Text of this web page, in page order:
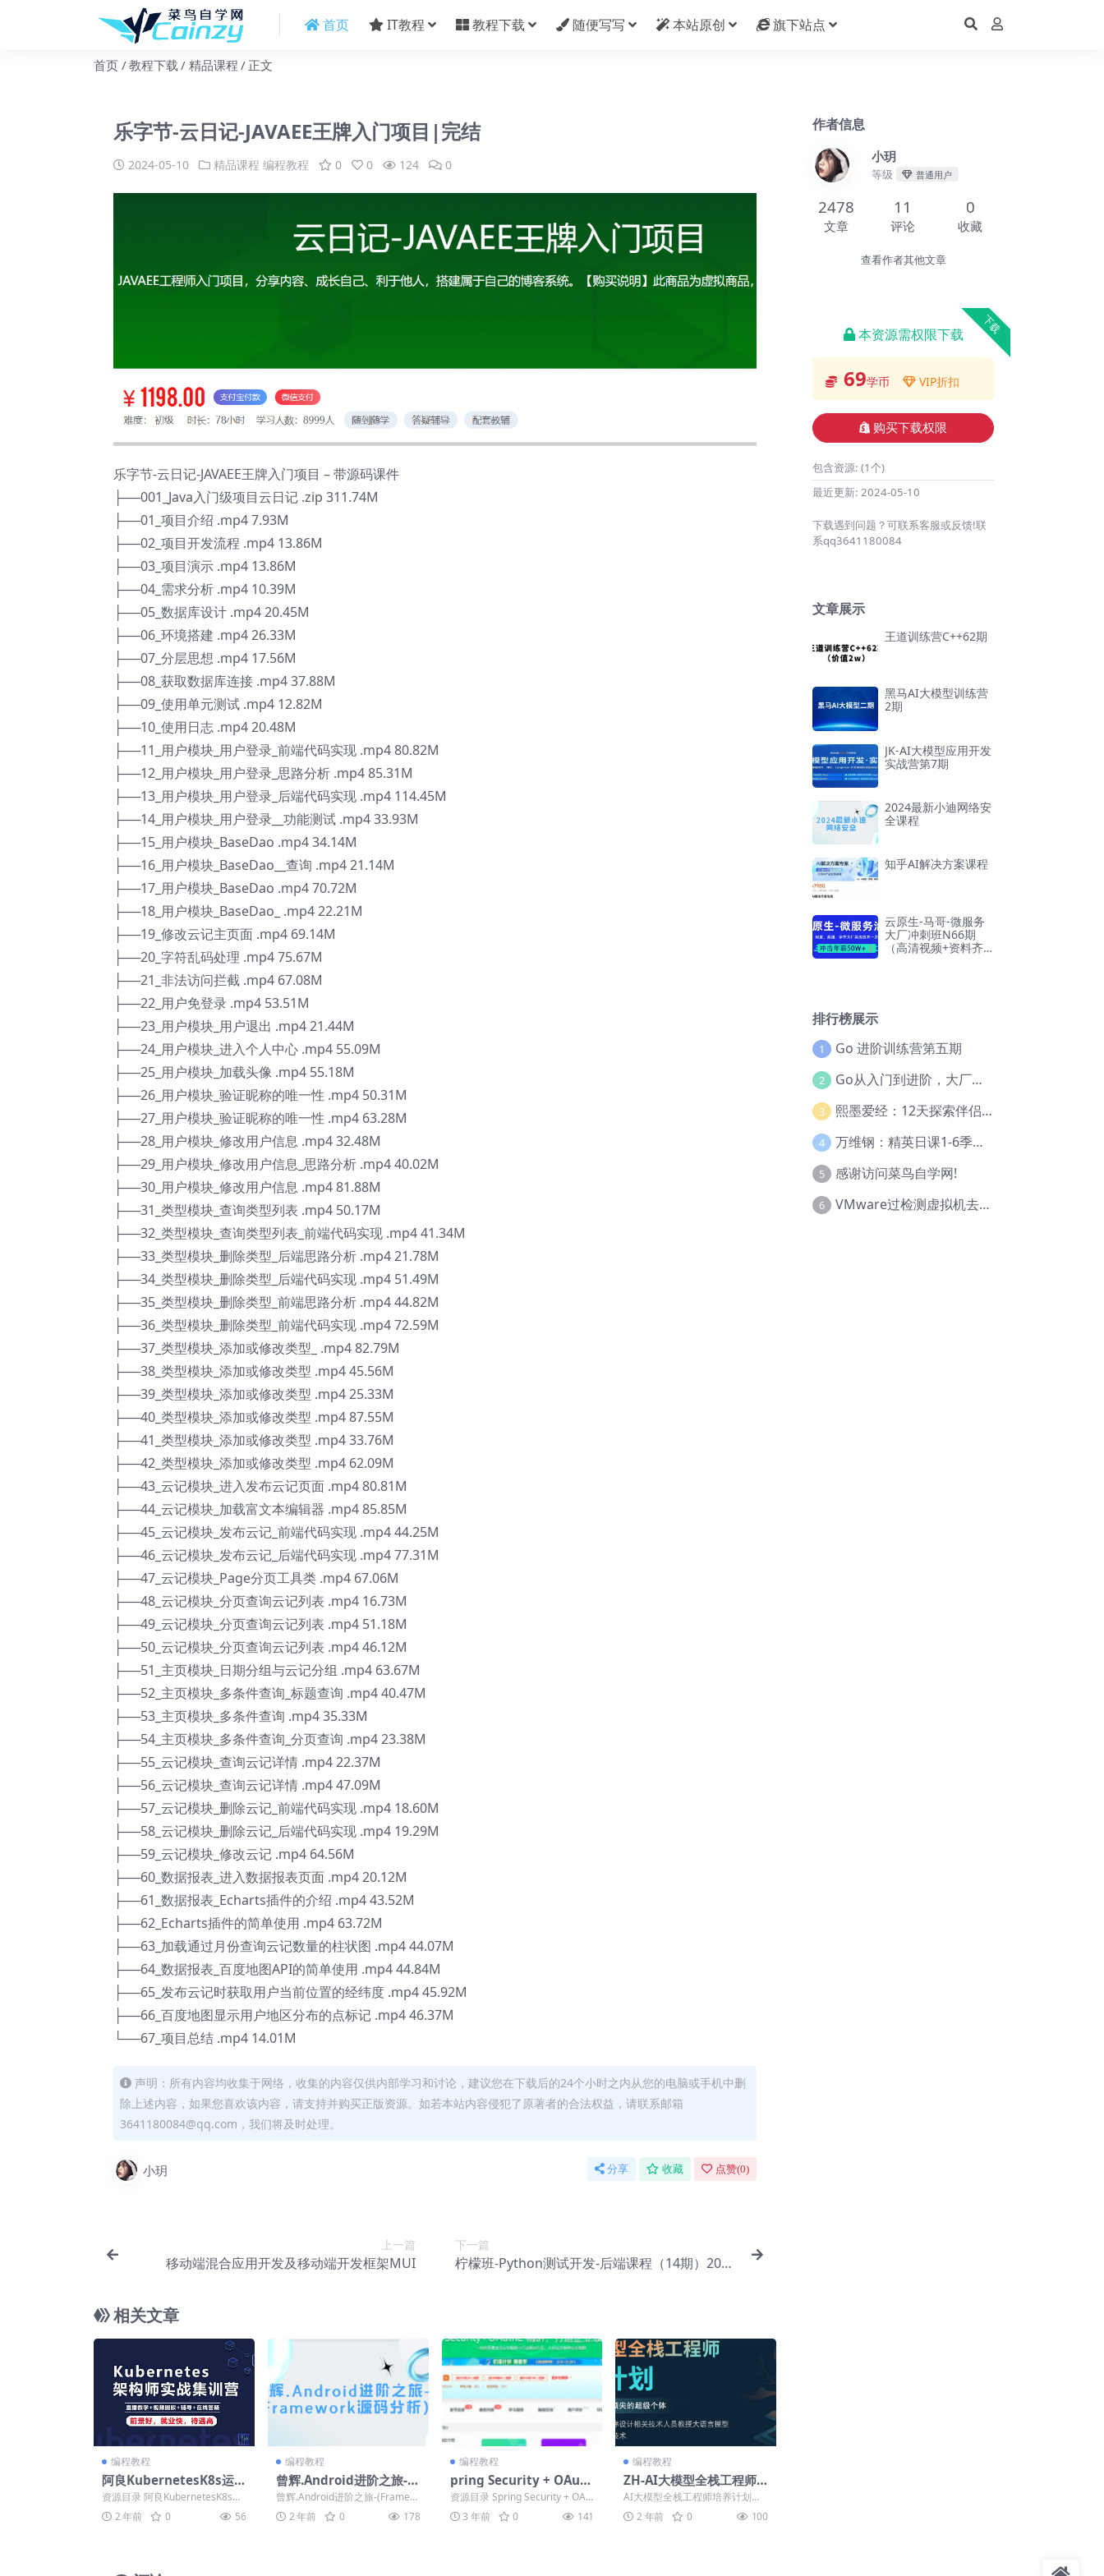
首页 IT教程 教程下载 随便写写 本站原创 旗下站点
首页 教程下载 精品课程 正文
乐字节-云日记-JAVAEE王牌入门项目|完结
2024-05-10 精品课程 编程教程 0 0 124 0
乐字节-云日记-JAVAEE王牌入门项目 – 带源码课件
├──001_Java入门级项目云日记 .zip 311.74M
├──01_项目介绍 .mp4 7.93M
├──02_项目开发流程 .mp4 13.86M
├──03_项目演示 .mp4 13.86M
├──04_需求分析 .mp4 10.39M
├──05_数据库设计 .mp4 20.45M
├──06_环境搭建 .mp4 26.33M
├──07_分层思想 .mp4 17.56M
├──08_获取数据库连接 .mp4 37.88M
├──09_使用单元测试 .mp4 12.82M
├──10_使用日志 .mp4 20.48M
├──11_用户模块_用户登录_前端代码实现 .mp4 80.82M
├──12_用户模块_用户登录_思路分析 .mp4 85.31M
├──13_用户模块_用户登录_后端代码实现 .mp4 114.45M
├──14_用户模块_用户登录__功能测试 .mp4 33.93M
├──15_用户模块_BaseDao .mp4 34.14M
├──16_用户模块_BaseDao__查询 .mp4 21.14M
├──17_用户模块_BaseDao .mp4 70.72M
├──18_用户模块_BaseDao_ .mp4 22.21M
├──19_修改云记主页面 .mp4 69.14M
├──20_字符乱码处理 .mp4 75.67M
├──21_非法访问拦截 .mp4 67.08M
├──22_用户免登录 .mp4 53.51M
├──23_用户模块_用户退出 .mp4 21.44M
├──24_用户模块_进入个人中心 .mp4 55.09M
├──25_用户模块_加载头像 .mp4 55.18M
├──26_用户模块_验证昵称的唯一性 .mp4 50.31M
├──27_用户模块_验证昵称的唯一性 .mp4 63.28M
├──28_用户模块_修改用户信息 .mp4 32.48M
├──29_用户模块_修改用户信息_思路分析 .mp4 40.02M
├──30_用户模块_修改用户信息 .mp4 81.88M
├──31_类型模块_查询类型列表 .mp4 50.17M
├──32_类型模块_查询类型列表_前端代码实现 .mp4 41.34M
├──33_类型模块_删除类型_后端思路分析 .mp4 21.78M
├──34_类型模块_删除类型_后端代码实现 .mp4 51.49M
├──35_类型模块_删除类型_前端思路分析 .mp4 44.82M
├──36_类型模块_删除类型_前端代码实现 .mp4 72.59M
├──37_类型模块_添加或修改类型_ .mp4 82.79M
├──38_类型模块_添加或修改类型 .mp4 45.56M
├──39_类型模块_添加或修改类型 .mp4 25.33M
├──40_类型模块_添加或修改类型 .mp4 87.55M
├──41_类型模块_添加或修改类型 .mp4 33.76M
├──42_类型模块_添加或修改类型 .mp4 62.09M
├──43_云记模块_进入发布云记页面 .mp4 80.81M
├──44_云记模块_加载富文本编辑器 .mp4 85.85M
├──45_云记模块_发布云记_前端代码实现 .mp4 44.25M
├──46_云记模块_发布云记_后端代码实现 .mp4 77.31M
├──47_云记模块_Page分页工具类 .mp4 67.06M
├──48_云记模块_分页查询云记列表 .mp4 16.73M
├──49_云记模块_分页查询云记列表 .mp4 51.18M
├──50_云记模块_分页查询云记列表 .mp4 46.12M
├──51_主页模块_日期分组与云记分组 .mp4 63.67M
├──52_主页模块_多条件查询_标题查询 .mp4 40.47M
├──53_主页模块_多条件查询 .mp4 35.33M
├──54_主页模块_多条件查询_分页查询 .mp4 23.38M
├──55_云记模块_查询云记详情 .mp4 22.37M
├──56_云记模块_查询云记详情 .mp4 47.09M
├──57_云记模块_删除云记_前端代码实现 .mp4 18.60M
├──58_云记模块_删除云记_后端代码实现 .mp4 19.29M
├──59_云记模块_修改云记 .mp4 64.56M
├──60_数据报表_进入数据报表页面 .mp4 20.12M
├──61_数据报表_Echarts插件的介绍 .mp4 43.52M
├──62_Echarts插件的简单使用 .mp4 63.72M
├──63_加载通过月份查询云记数量的柱状图 .mp4 44.07M
├──64_数据报表_百度地图API的简单使用 .mp4 44.84M
├──65_发布云记时获取用户当前位置的经纬度 .mp4 45.92M
├──66_百度地图显示用户地区分布的点标记 .mp4 46.37M
└──67_项目总结 .mp4 14.01M
声明：所有内容均收集于网络，收集的内容仅供内部学习和讨论，建议您在下载后的24个小时之内从您的电脑或手机中删
除上述内容，如果您喜欢该内容，请支持并购买正版资源。如若本站内容侵犯了原著者的合法权益，请联系邮箱
3641180084@qq.com，我们将及时处理。
小玥 分享 收藏 点赞(0)
上一篇
移动端混合应用开发及移动端开发框架MUI
下一篇
柠檬班-Python测试开发-后端课程（14期）2023
相关文章
编程教程
阿良KubernetesK8s运
维架构师实战集训营【中
高级】第5期
资源目录 阿良KubernetesK8s运
维架构师实战集训营【中高级】
第5期 ├...
2 年前 0 56
编程教程
曾辉.Android进阶之旅-(F
ramework源码分析)
曾辉.Android进阶之旅-(Framew
ork源码分析) ├──00.试看 ...
2 年前 0 178
编程教程
pring Security + OAuth
2 打造企业级认证与授权
资源目录 Spring Security + OAu
th2 精讲多场景打造企业级...
3 年前 0 141
编程教程
ZH-AI大模型全栈工程师
培养计划（第六期+第七
期）
AI大模型全栈工程师培养计划
（第六期） 课程内容： 1.开班典
礼.mp4 2.大...
2 年前 0 100
作者信息
小玥
等级 普通用户
2478
文章
11
评论
0
收藏
查看作者其他文章
下载
本资源需权限下载
69学币 VIP折扣
购买下载权限
包含资源: (1个)
最近更新: 2024-05-10
下载遇到问题？可联系客服或反馈!联
系qq3641180084
文章展示
王道训练营C++62期
黑马AI大模型训练营
2期
JK-AI大模型应用开发
实战营第7期
2024最新小迪网络安
全课程
知乎AI解决方案课程
云原生-马哥-微服务
大厂冲刺班N66期
（高清视频+资料齐
排行榜展示
1 Go 进阶训练营第五期
2 Go从入门到进阶，大厂案例全流程实践(完结)
3 熙墨爱经：12天探索伴侣亲密度
4 万维钢：精英日课1-6季合集
5 感谢访问菜鸟自学网!
6 VMware过检测虚拟机去虚拟化教程(工具+基础+进阶)